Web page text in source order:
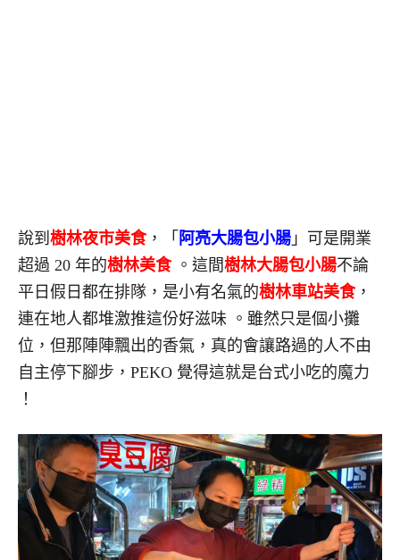
說到 樹林夜市美食，「 阿亮大腸包小腸 」可是開業
超過 20 年的樹林美食 。這間樹林大腸包小腸不論
平日假日都在排隊，是小有名氣的樹林車站美食，
連在地人都堆激推這份好滋味 。雖然只是個小攤
位，但那陣陣飄出的香氣，真的會讓路過的人不由
自主停下腳步，PEKO 覺得這就是台式小吃的魔力
！